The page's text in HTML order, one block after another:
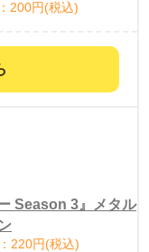
200円(税込)
Season 3』メタル
220円(税込)